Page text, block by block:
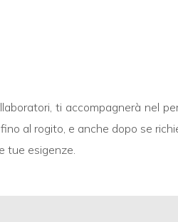
ti accompagnerà nel
al rogito, e anche dopo se
tue esigenze.